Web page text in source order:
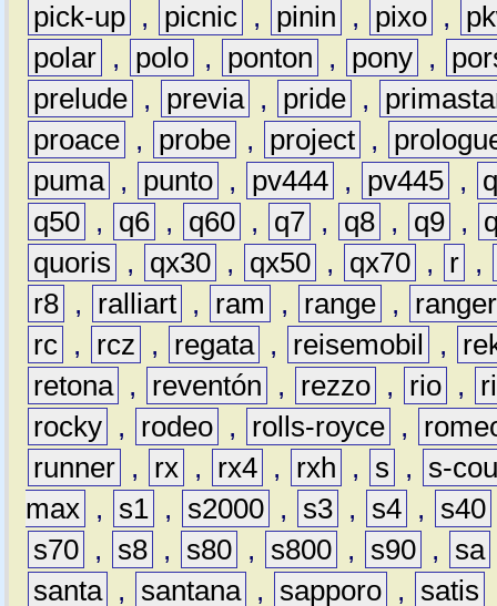
pick-up , picnic , pinin , pixo ,
polar , polo , ponton , pony ,
prelude , previa , pride ,
proace , probe , project ,
puma , punto , pv444 , pv445 ,
q50 , q6 , q60 , q7 , q8 , q9 ,
quoris
, qx30 , qx50 , qx70 , r ,
r8 , ralliart , ram , range ,
ranger
rc , rcz , regata , reisemobil ,
retona , reventón , rezzo , rio ,
rocky , rodeo , rolls-royce ,
runner , rx , rx4 , rxh , s ,
s-
max , s1 , s2000 , s3 , s4 , s40
s70 , s8 , s80 , s800 , s90 , sa
santa , santana , sapporo , satis